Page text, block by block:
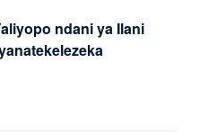
ndani ya Ilani